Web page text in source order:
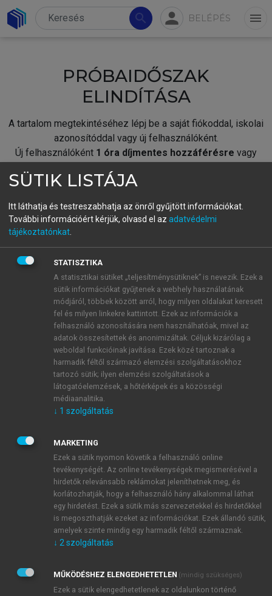
search person BELÉPÉS menu
PRÓBAIDŐSZAK
ELINDÍTÁSA
A tartalom megtekintéséhez lépj be a saját fiókoddal, iskolai
azonosítóddal vagy új felhasználóként.
Új felhasználóként 1 óra díjmentes hozzáférésre vagy
fiókoddal,vagy hozz létre új fiókot.
A regisztráció után apróbaidőszakautomatikusan
BELÉPÉS SAJÁT FIÓKKAL
ÚJ FIÓK LÉTREHOZÁSA
1 óra díjmentes hozzáférés
E-MAIL-CÍM
JELSZÓ
JELSZÓ ÚJRA
Kérek értesítést a MeRSZ újdonságairól, akcióiról.
Kérek értesítést az Akadémiai Kiadó Zrt. újdonságairól,
Adatkezelési tájékoztatóbanfoglaltakat tudomásul
veszem és elfogadom.
SÜTIK LISTÁJA
Itt láthatja és testreszabhatja az önről gyűjtött információkat.
További információért kérjük, olvasd el az adatvédelmi
tájékoztatónkat
STATISZTIKA
A statisztikai sütiket „teljesítménysütiknek” is nevezik. Ezek a
sütik információkat gyűjtenek a webhely használatának
módjáról, többek között arról, hogy milyen oldalakat keresett
fel és milyen linkekre kattintott. Ezek az információk a
felhasználó azonosítására nem használhatóak, mivel az
adatok összesítettek és anonimizáltak. Céljuk kizárólag a
weboldal funkcióinak javítása. Ezek közé tartoznak a
harmadik féltől származó elemzési szolgáltatásokhoz
tartozó sütik; ilyen elemzési szolgáltatások a
látogatóelemzések, a hőtérképek és a közösségi
médiaanalitika.
↓ 1 szolgáltatás
MARKETING
Ezek a sütik nyomon követik a felhasználó online
tevékenységét. Az online tevékenységek megismerésével a
hirdetők relevánsabb reklámokat jeleníthetnek meg, és
korlátozhatják, hogy a felhasználó hány alkalommal láthat
egy hirdetést. Ezek a sütik más szervezetekkel és hirdetőkkel
is megoszthatják ezeket az információkat. Ezek állandó sütik,
amelyek szinte mindig egy harmadik féltől származnak.
↓ 2 szolgáltatás
MŰKÖDÉSHEZ ELENGEDHETETLEN (mindig szükséges)
Ezek a sütik elengedhetetlenek az oldalunkon történő